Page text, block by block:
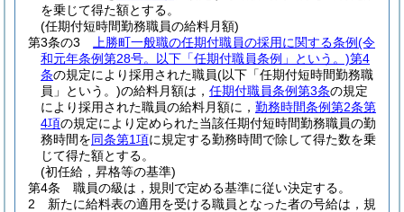
を乗じて得た額とする。
(任期付短時間勤務職員の給料月額)
第3条の3
上勝町一般職の任期付職員の採用に関する条例(令
和元年条例第28号。以下「任期付職員条例」という。)第4
条の規定により採用された職員(以下「任期付短時間勤務職
員」という。)の給料月額は， 任期付職員条例第3条の規定
により採用された職員の給料月額に， 勤務時間条例第2条第
4項の規定により定められた当該任期付短時間勤務職員の勤
務時間を同条第1項に規定する勤務時間で除して得た数を乗
じて得た額とする。
(初任給，昇格等の基準)
第4条
職員の級は，規則で定める基準に従い決定する。
2
新たに給料表の適用を受ける職員となった者の号給は，規